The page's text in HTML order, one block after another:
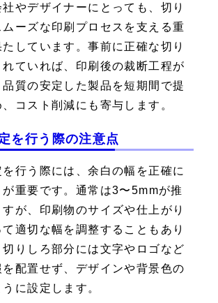
社やデザイナーにとっても、切り
ムーズな印刷プロセスを支える重
しています。事前に正確な切り
れていれば、印刷後の裁断工程が
質の安定した製品を短期間で提
コスト削減にも寄与します。
を行う際の注意点
行う際には、余白の幅を正確に
重要です。通常は3〜5mmが推
が、印刷物のサイズや仕上がり
適切な幅を調整することもあり
切りしろ部分には文字やロゴなど
配置せず、デザインや背景色の
に設定します。